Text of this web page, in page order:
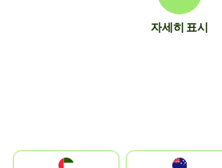
자세히 표시